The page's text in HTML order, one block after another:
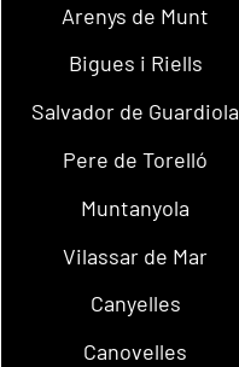
Arenys de Munt
Bigues i Riells
Salvador de Guardiola
Pere de Torelló
Muntanyola
Vilassar de Mar
Canyelles
Canovelles